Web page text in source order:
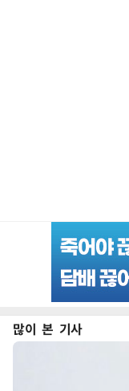
많이 본 기사